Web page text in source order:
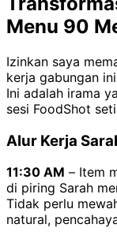
Menu 90
Izinkan saya
kerja gabungan
Ini adalah irama
sesi FoodShot
Alur Kerja
11:30 AM – Item
di piring Sarah
Tidak perlu
natural,